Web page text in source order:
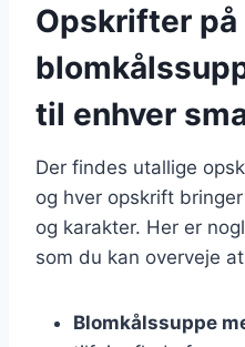
Opskrifter på
til enhver
Der findes utallige
og hver opskrift
og karakter. Her er
som du kan overveje
Blomkålssuppe